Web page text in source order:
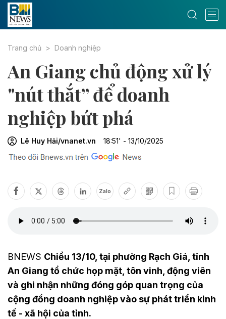
Trang chủ Doanh nghiệp
An Giang chủ động xử lý
"nút thắt” để doanh
nghiệp bứt phá
Lê Huy Hải/vnanet.vn 18:51' - 13/10/2025
Zalo
BNEWS Chiều 13/10, tại phường Rạch Giá, tỉnh
An Giang tổ chức họp mặt, tôn vinh, động viên
và ghi nhận những đóng góp quan trọng của
cộng đồng doanh nghiệp vào sự phát triển kinh
tế - xã hội của tỉnh.